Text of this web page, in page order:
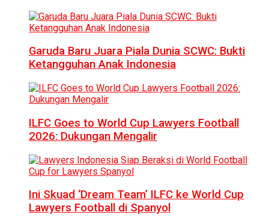
Garuda Baru Juara Piala Dunia SCWC: Bukti
Ketangguhan Anak Indonesia
ILFC Goes to World Cup Lawyers Football
2026: Dukungan Mengalir
Ini Skuad ‘Dream Team’ ILFC ke World Cup
Lawyers Football di Spanyol